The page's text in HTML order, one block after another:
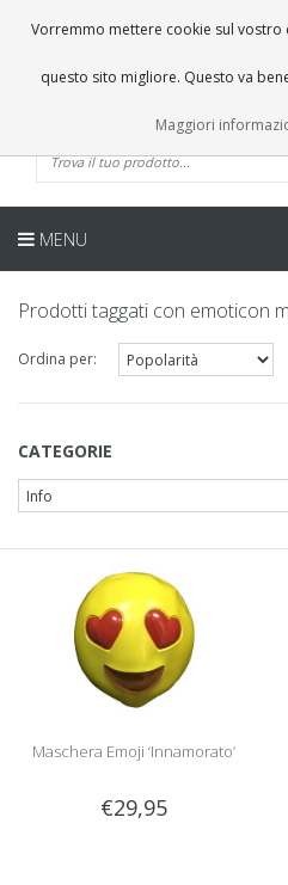
IT
MENU
Prodotti taggati con emoticon
Ordina per:
CATEGORIE
Maschera Emoji ‘Innamorato’
€29,95
Vorremmo mettere cookie sul
questo sito migliore. Questo va
Maggiori